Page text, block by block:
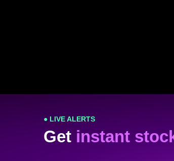
● LIVE ALERTS
Get instant